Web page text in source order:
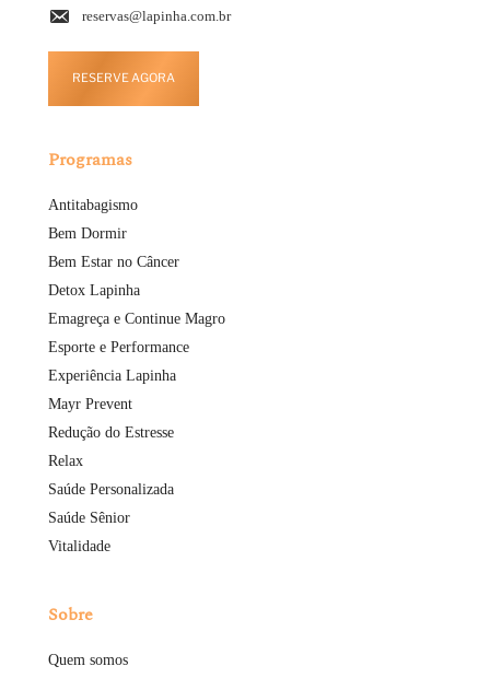
reservas@lapinha.com.br
RESERVE AGORA
Programas
Antitabagismo
Bem Dormir
Bem Estar no Câncer
Detox Lapinha
Emagreça e Continue Magro
Esporte e Performance
Experiência Lapinha
Mayr Prevent
Redução do Estresse
Relax
Saúde Personalizada
Saúde Sênior
Vitalidade
Sobre
Quem somos